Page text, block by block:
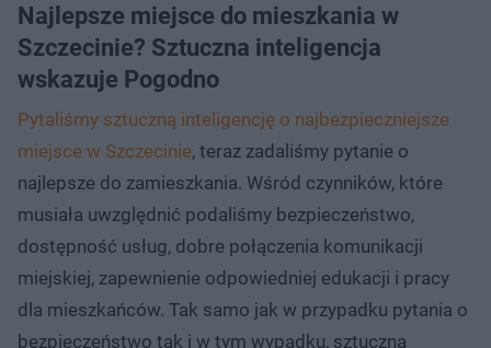
Najlepsze miejsce do mieszkania w
Szczecinie? Sztuczna inteligencja
wskazuje Pogodno
Pytaliśmy sztuczną inteligencję o najbezpieczniejsze
miejsce w Szczecinie, teraz zadaliśmy pytanie o
najlepsze do zamieszkania. Wśród czynników, które
musiała uwzględnić podaliśmy bezpieczeństwo,
dostępność usług, dobre połączenia komunikacji
miejskiej, zapewnienie odpowiedniej edukacji i pracy
dla mieszkańców. Tak samo jak w przypadku pytania o
bezpieczeństwo tak i w tym wypadku, sztuczna